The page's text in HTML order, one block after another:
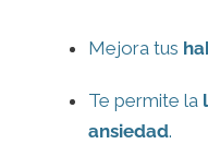
Mejora tus
Te permite la
ansiedad.